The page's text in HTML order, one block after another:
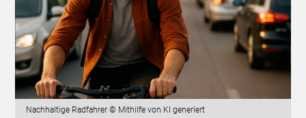
Nachhaltige Radfahrer © Mithilfe von KI generiert